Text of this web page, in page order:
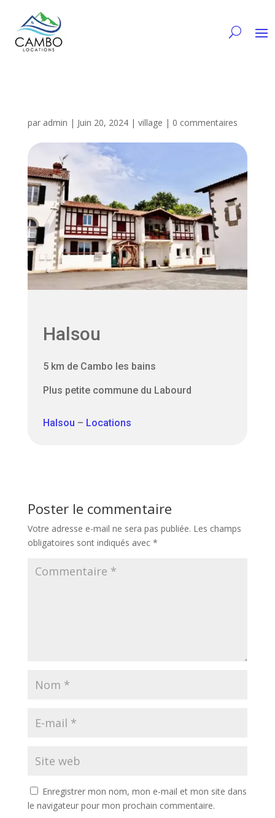
par admin | Juin 20, 2024| village | 0 commentaires
Halsou
5 km de Cambo les bains
Plus petite commune du Labourd
Halsou – Locations
Poster le commentaire
Votre adresse e-mail ne sera pas publiée. Les champs
obligatoires sont indiqués avec *
Enregistrer mon nom, mon e-mail et mon site dans
le navigateur pour mon prochain commentaire.